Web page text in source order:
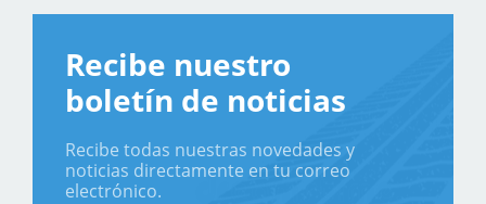
Recibe nuestro
boletín de noticias
Recibe todas nuestras novedades y
noticias directamente en tu correo
electrónico.